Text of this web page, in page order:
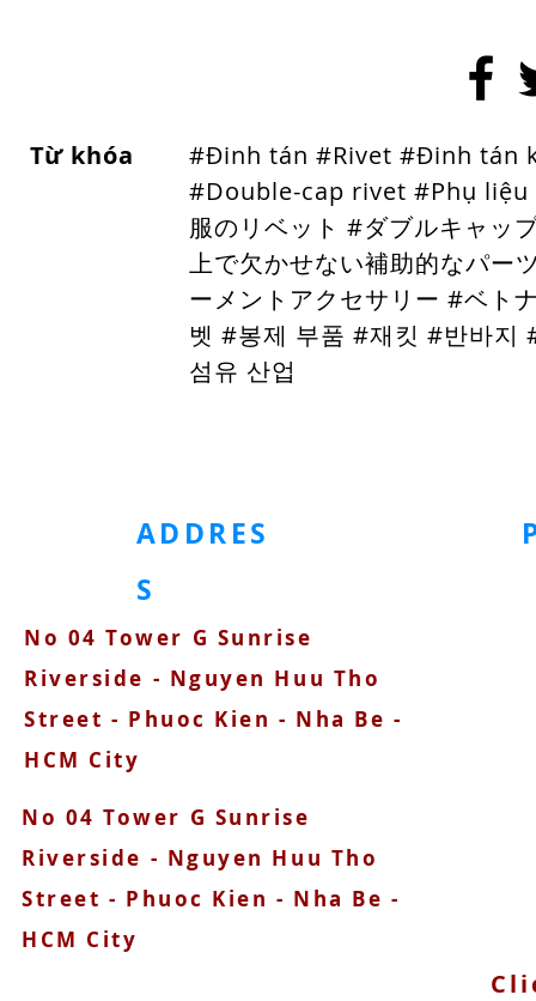
Từ khóa
#Đinh tán #Rivet #Đinh tán
#Double-cap rivet #Phụ liệu
服のリベット #ダブルキャッ
上で欠かせない補助的なパー
ーメントアクセサリー #ベト
벳 #봉제 부품 #재킷 #반바지
섬유 산업
ADDRES
S
No 04 Tower G Sunrise
Riverside - Nguyen Huu Tho
Street - Phuoc Kien - Nha Be -
HCM City
No 04 Tower G Sunrise
Riverside - Nguyen Huu Tho
Street - Phuoc Kien - Nha Be -
HCM City